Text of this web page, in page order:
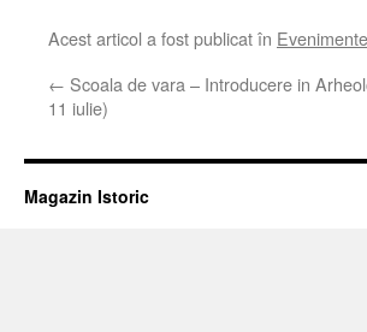
Acest articol a fost publicat în Evenimente
← Scoala de vara – Introducere in
11 iulie)
Magazin Istoric